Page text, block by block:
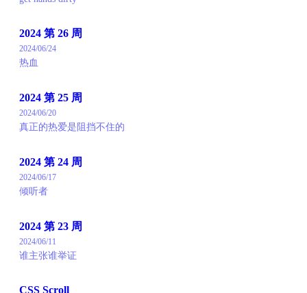
2024 第 26 周
2024/06/24
热血
2024 第 25 周
2024/06/20
真正的热爱是阻挡不住的
2024 第 24 周
2024/06/17
倾听者
2024 第 23 周
2024/06/11
谁主张谁举证
CSS Scroll